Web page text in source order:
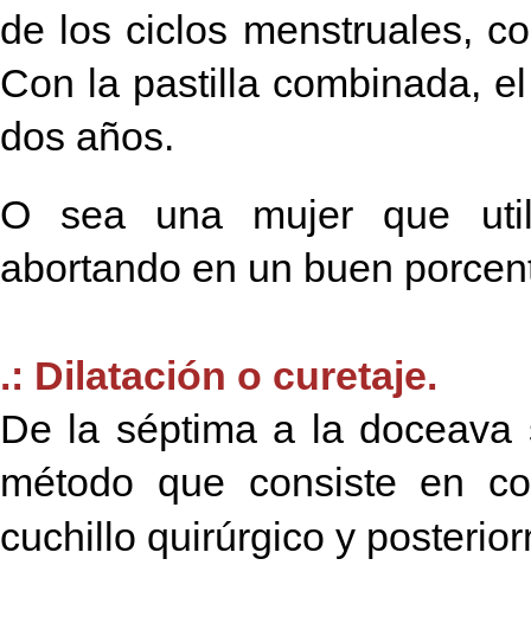
de los ciclos menstruales,
Con la pastilla combinada,
dos años.
O sea una mujer que
abortando en un buen
.: Dilatación o curetaje.
De la séptima a la
método que consiste en
cuchillo quirúrgico y